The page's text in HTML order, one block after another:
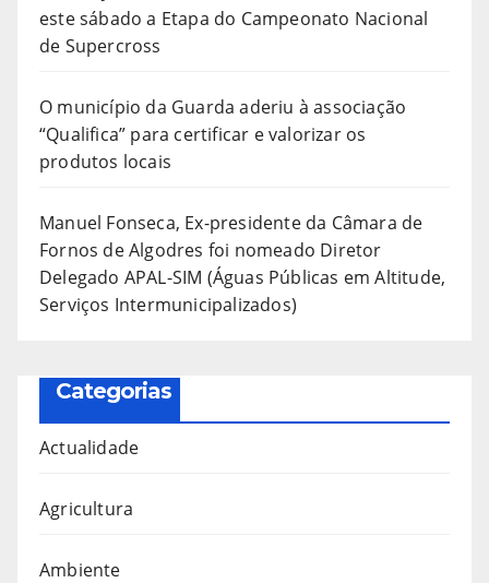
este sábado a Etapa do Campeonato Nacional
de Supercross
O município da Guarda aderiu à associação
“Qualifica” para certificar e valorizar os
produtos locais
Manuel Fonseca, Ex-presidente da Câmara de
Fornos de Algodres foi nomeado Diretor
Delegado APAL-SIM (Águas Públicas em Altitude,
Serviços Intermunicipalizados)
Categorias
Actualidade
Agricultura
Ambiente